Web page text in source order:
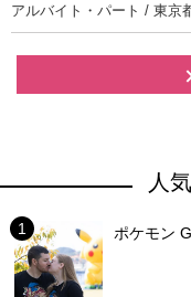
アルバイト・パート / 東京
人
ポケモン